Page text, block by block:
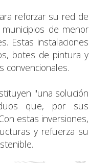
reforzar su red de
de menor
Estas instalaciones
botes de pintura y
"una solución
que, por sus
estas inversiones,
y refuerza su